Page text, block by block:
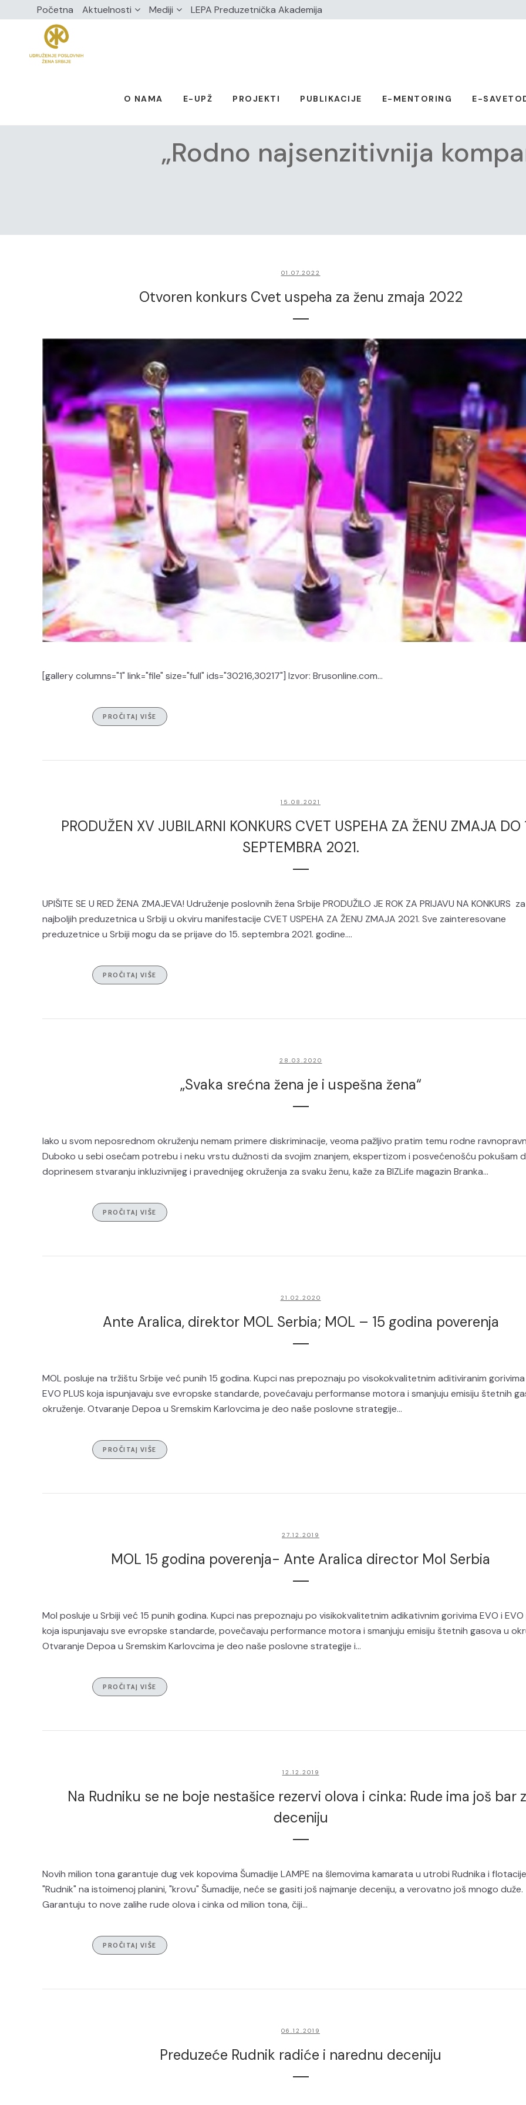
Početna Aktuelnosti Mediji LEPA Preduzetnička Akademija
O NAMA E-UPŽ PROJEKTI PUBLIKACIJE E-MENTORING E-
„Rodno najsenzitivnija
01.07.2022
Otvoren konkurs Cvet uspeha za ženu zmaja 2022
[gallery columns="1" link="file" size="full" ids="30216,30217"] Izvor: Brusonline.com...
PROČITAJ VIŠE
15.08.2021
PRODUŽEN XV JUBILARNI KONKURS CVET USPEHA ZA ŽENU ZMAJA DO
SEPTEMBRA 2021.
UPIŠITE SE U RED ŽENA ZMAJEVA! Udruženje poslovnih žena Srbije PRODUŽILO JE ROK ZA PRIJAVU NA KONKURS
najboljih preduzetnica u Srbiji u okviru manifestacije CVET USPEHA ZA ŽENU ZMAJA 2021. Sve zainteresovane
preduzetnice u Srbiji mogu da se prijave do 15. septembra 2021. godine....
PROČITAJ VIŠE
28.03.2020
„Svaka srećna žena je i uspešna žena“
Iako u svom neposrednom okruženju nemam primere diskriminacije, veoma pažljivo pratim temu rodne
Duboko u sebi osećam potrebu i neku vrstu dužnosti da svojim znanjem, ekspertizom i posvećenošću pokušam
doprinesem stvaranju inkluzivnijeg i pravednijeg okruženja za svaku ženu, kaže za BIZLife magazin Branka...
PROČITAJ VIŠE
21.02.2020
Ante Aralica, direktor MOL Serbia; MOL – 15 godina poverenja
MOL posluje na tržištu Srbije već punih 15 godina. Kupci nas prepoznaju po visokokvalitetnim aditiviranim gorivima
EVO PLUS koja ispunjavaju sve evropske standarde, povećavaju performanse motora i smanjuju emisiju štetnih
okruženje. Otvaranje Depoa u Sremskim Karlovcima je deo naše poslovne strategije...
PROČITAJ VIŠE
27.12.2019
MOL 15 godina poverenja- Ante Aralica director Mol Serbia
Mol posluje u Srbiji već 15 punih godina. Kupci nas prepoznaju po visikokvalitetnim adikativnim gorivima EVO i EVO
koja ispunjavaju sve evropske standarde, povečavaju performance motora i smanjuju emisiju štetnih gasova u
Otvaranje Depoa u Sremskim Karlovcima je deo naše poslovne strategije i...
PROČITAJ VIŠE
12.12.2019
Na Rudniku se ne boje nestašice rezervi olova i cinka: Rude ima još bar
deceniju
Novih milion tona garantuje dug vek kopovima Šumadije LAMPE na šlemovima kamarata u utrobi Rudnika i flotacije
"Rudnik" na istoimenoj planini, "krovu" Šumadije, neće se gasiti još najmanje deceniju, a verovatno još mnogo duže.
Garantuju to nove zalihe rude olova i cinka od milion tona, čiji...
PROČITAJ VIŠE
06.12.2019
Preduzeće Rudnik radiće i narednu deceniju